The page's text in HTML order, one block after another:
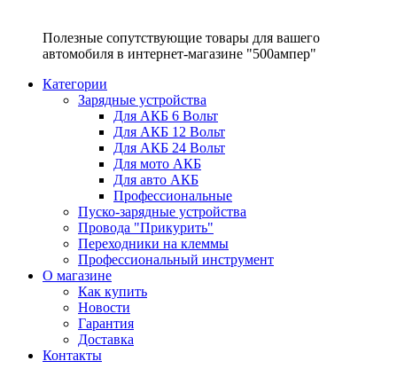
Полезные сопутствующие товары для вашего
автомобиля в интернет-магазине "500ампер"
Категории
Зарядные устройства
Для АКБ 6 Вольт
Для АКБ 12 Вольт
Для АКБ 24 Вольт
Для мото АКБ
Для авто АКБ
Профессиональные
Пуско-зарядные устройства
Провода "Прикурить"
Переходники на клеммы
Профессиональный инструмент
О магазине
Как купить
Новости
Гарантия
Доставка
Контакты